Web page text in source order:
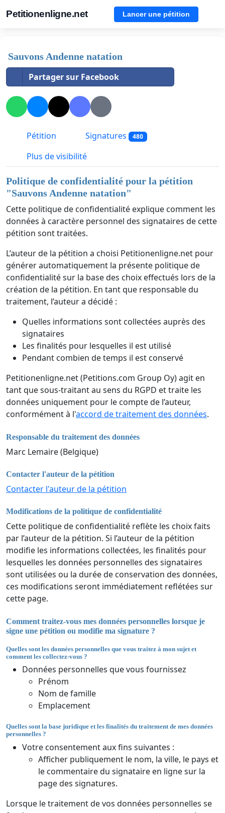
Petitionenligne.net Lancer une pétition
Sauvons Andenne natation
Partager sur Facebook
Pétition Signatures 480
Plus de visibilité
Politique de confidentialité pour la pétition
"Sauvons Andenne natation"
Cette politique de confidentialité explique comment les
données à caractère personnel des signataires de cette
pétition sont traitées.
L’auteur de la pétition a choisi Petitionenligne.net pour
générer automatiquement la présente politique de
confidentialité sur la base des choix effectués lors de la
création de la pétition. En tant que responsable du
traitement, l’auteur a décidé :
Quelles informations sont collectées auprès des
signataires
Les finalités pour lesquelles il est utilisé
Pendant combien de temps il est conservé
Petitionenligne.net (Petitions.com Group Oy) agit en
tant que sous-traitant au sens du RGPD et traite les
données uniquement pour le compte de l’auteur,
conformément à l'accord de traitement des données.
Responsable du traitement des données
Marc Lemaire (Belgique)
Contacter l'auteur de la pétition
Contacter l'auteur de la pétition
Modifications de la politique de confidentialité
Cette politique de confidentialité reflète les choix faits
par l’auteur de la pétition. Si l’auteur de la pétition
modifie les informations collectées, les finalités pour
lesquelles les données personnelles des signataires
sont utilisées ou la durée de conservation des données,
ces modifications seront immédiatement reflétées sur
cette page.
Comment traitez-vous mes données personnelles lorsque je
signe une pétition ou modifie ma signature ?
Quelles sont les données personnelles que vous traitez à mon sujet et
comment les collectez-vous ?
Données personnelles que vous fournissez
Prénom
Nom de famille
Emplacement
Quelles sont la base juridique et les finalités du traitement de mes données
personnelles ?
Votre consentement aux fins suivantes :
Afficher publiquement le nom, la ville, le pays et
le commentaire du signataire en ligne sur la
page des signatures.
Lorsque le traitement de vos données personnelles se